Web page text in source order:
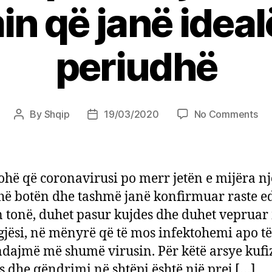
që janë
periudhë
Post
By Shqip
Post19/03/2020 No Commentson
që
për
që coronavirusi po merr jetën e mijëra
botën dhe tashmë janë konfirmuar raste
tonë, duhet pasur kujdes dhe duhet vepruar
në mënyrë që të mos infektohemi apo
më shumë virusin. Për këtë arsye